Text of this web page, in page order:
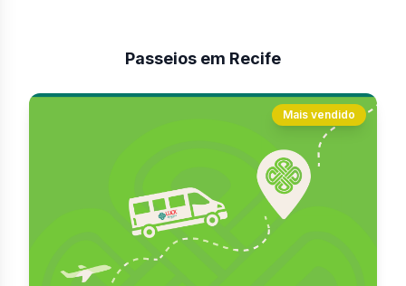
Passeios em Recife
Mais vendido